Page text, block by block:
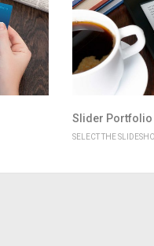
Slider Portfolio
SELECT THE